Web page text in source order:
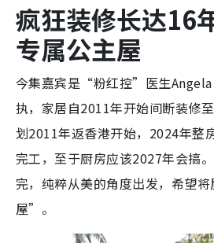
疯狂装修长达16
专属公主屋
今集嘉宾是“粉红控”医生Angela
执，家居自2011年开始间断装修
划2011年返香港开始，2024年整
完工，至于厨房应该2027年会搞
完，纯粹从美的角度出发，希望
屋”。